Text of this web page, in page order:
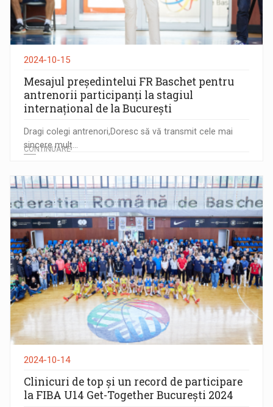
2024-10-15
Mesajul președintelui FR Baschet pentru
antrenorii participanți la stagiul
internațional de la București
Dragi colegi antrenori,Doresc să vă transmit cele mai
sincere mulț...
CONTINUARE
2024-10-14
Clinicuri de top și un record de participare
la FIBA U14 Get-Together București 2024